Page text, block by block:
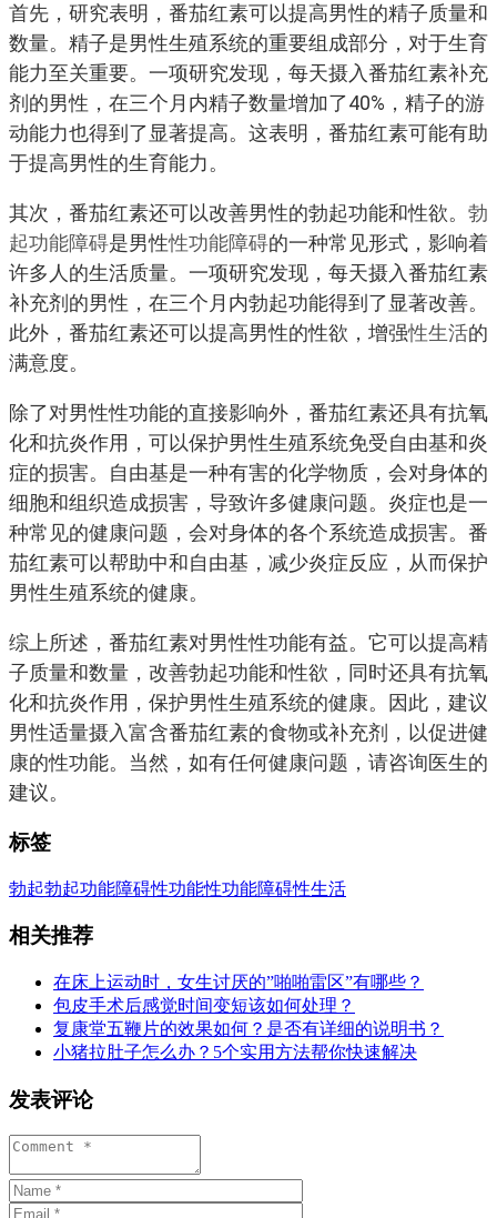
首先，研究表明，番茄红素可以提高男性的精子质量和
数量。精子是男性生殖系统的重要组成部分，对于生育
能力至关重要。一项研究发现，每天摄入番茄红素补充
剂的男性，在三个月内精子数量增加了40%，精子的游
动能力也得到了显著提高。这表明，番茄红素可能有助
于提高男性的生育能力。
其次，番茄红素还可以改善男性的勃起功能和性欲。 勃
起功能障碍是男性性功能障碍的一种常见形式，影响着
许多人的生活质量。一项研究发现，每天摄入番茄红素
补充剂的男性，在三个月内勃起功能得到了显著改善。
此外，番茄红素还可以提高男性的性欲，增强性生活的
满意度。
除了对男性性功能的直接影响外，番茄红素还具有抗氧
化和抗炎作用，可以保护男性生殖系统免受自由基和炎
症的损害。自由基是一种有害的化学物质，会对身体的
细胞和组织造成损害，导致许多健康问题。炎症也是一
种常见的健康问题，会对身体的各个系统造成损害。番
茄红素可以帮助中和自由基，减少炎症反应，从而保护
男性生殖系统的健康。
综上所述，番茄红素对男性性功能有益。它可以提高精
子质量和数量，改善勃起功能和性欲，同时还具有抗氧
化和抗炎作用，保护男性生殖系统的健康。因此，建议
男性适量摄入富含番茄红素的食物或补充剂，以促进健
康的性功能。当然，如有任何健康问题，请咨询医生的
建议。
标签
勃起勃起功能障碍性功能性功能障碍性生活
相关推荐
在床上运动时，女生讨厌的”啪啪雷区”有哪些？
包皮手术后感觉时间变短该如何处理？
复康堂五鞭片的效果如何？是否有详细的说明书？
小猪拉肚子怎么办？5个实用方法帮你快速解决
发表评论